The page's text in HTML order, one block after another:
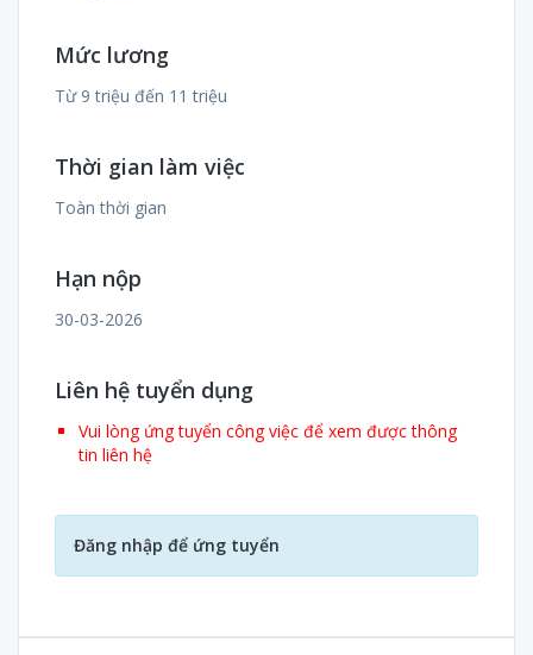
Mức lương
Từ 9 triệu đến 11 triệu
Thời gian làm việc
Toàn thời gian
Hạn nộp
30-03-2026
Liên hệ tuyển dụng
Vui lòng ứng tuyển công việc để xem được thông
tin liên hệ
Đăng nhập để ứng tuyển